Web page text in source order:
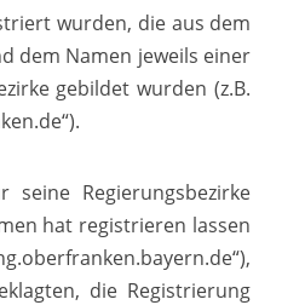
wurden, die aus dem
dem Namen jeweils einer
gebildet wurden (z.B.
Regierungsbezirke
hat registrieren lassen
die Registrierung